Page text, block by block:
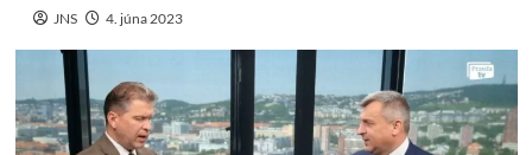
JNS 4. júna 2023